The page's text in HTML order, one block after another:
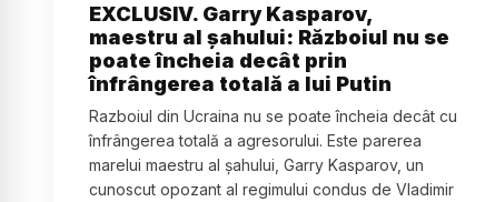
EXCLUSIV. Garry Kasparov,
maestru al șahului: Războiul nu se
poate încheia decât prin
înfrângerea totală a lui Putin
Razboiul din Ucraina nu se poate încheia decât cu
înfrângerea totală a agresorului. Este parerea
marelui maestru al șahului, Garry Kasparov, un
cunoscut opozant al regimului condus de Vladimir